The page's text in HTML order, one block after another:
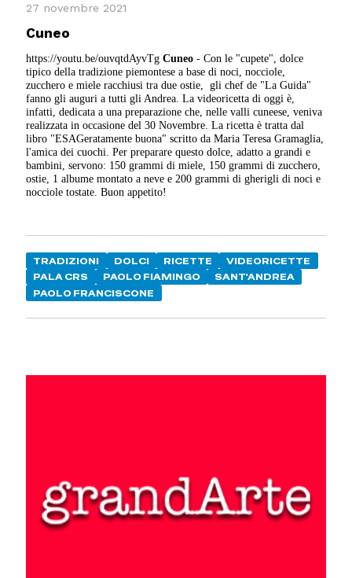
27 novembre 2021
Cuneo
https://youtu.be/ouvqtdAyvTgCuneo - Con le "cupete", dolce
tipico della tradizione piemontese a base di noci, nocciole,
zucchero e miele racchiusi tra due ostie, gli chef de "La Guida"
fanno gli auguri a tutti gli Andrea. La videoricetta di oggi è,
infatti, dedicata a una preparazione che, nelle valli cuneese, veniva
realizzata in occasione del 30 Novembre. La ricetta è tratta dal
libro "ESAGeratamente buona" scritto da Maria Teresa Gramaglia,
l'amica dei cuochi. Per preparare questo dolce, adatto a grandi e
bambini, servono: 150 grammi di miele, 150 grammi di zucchero,
ostie, 1 albume montato a neve e 200 grammi di gherigli di noci e
nocciole tostate. Buon appetito!
TRADIZIONI DOLCI RICETTE
VIDEORICETTE
PALA CRS
PAOLO FIAMINGO
SANT'ANDREA
PAOLO FRANCISCONE